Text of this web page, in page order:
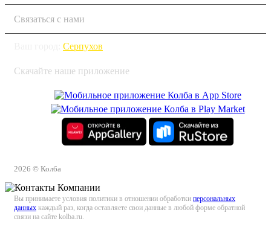
Связаться с нами
Серпухов
Скачайте наше приложение
2026 © Колба
Вы принимаете условия политики в отношении обработки персональных
данных каждый раз, когда оставляете свои данные в любой форме обратной
связи на сайте kolba.ru.